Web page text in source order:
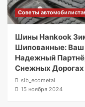
Советы
Шины Hankook
Шипованные: Ваш
Надежный
Снежных Дорогах
sib_ecometal
15 ноября 2024